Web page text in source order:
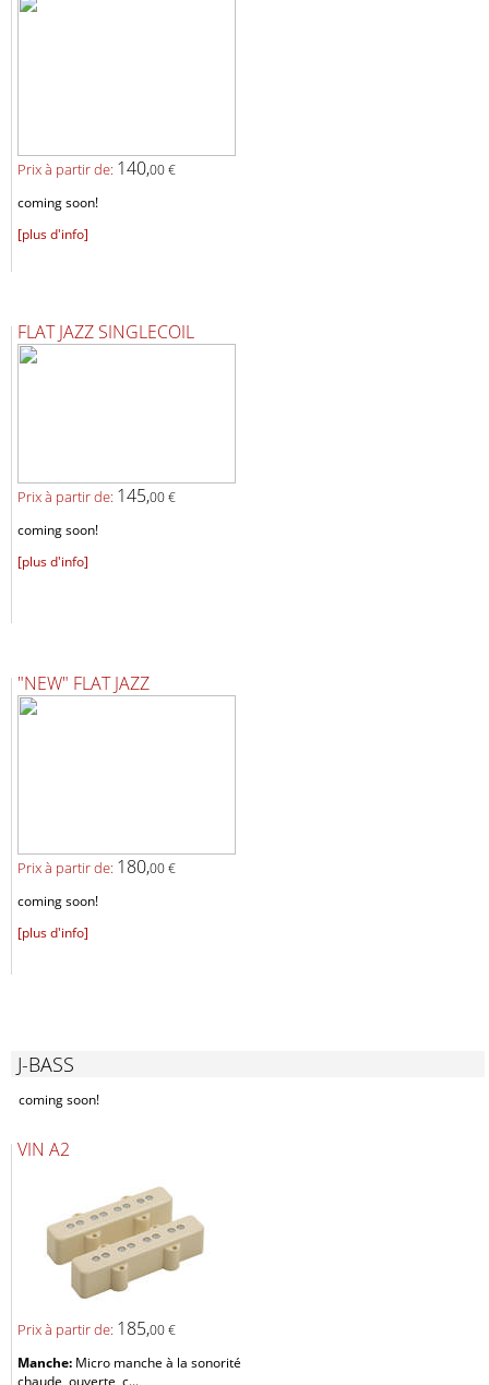
Prix ​​à partir de: 140,00 €
coming soon!
[plus d'info]
FLAT JAZZ SINGLECOIL
Prix ​​à partir de: 145,00 €
coming soon!
[plus d'info]
"NEW" FLAT JAZZ
Prix ​​à partir de: 180,00 €
coming soon!
[plus d'info]
J-BASS
coming soon!
VIN A2
Prix ​​à partir de: 185,00 €
Manche: Micro manche à la sonorité